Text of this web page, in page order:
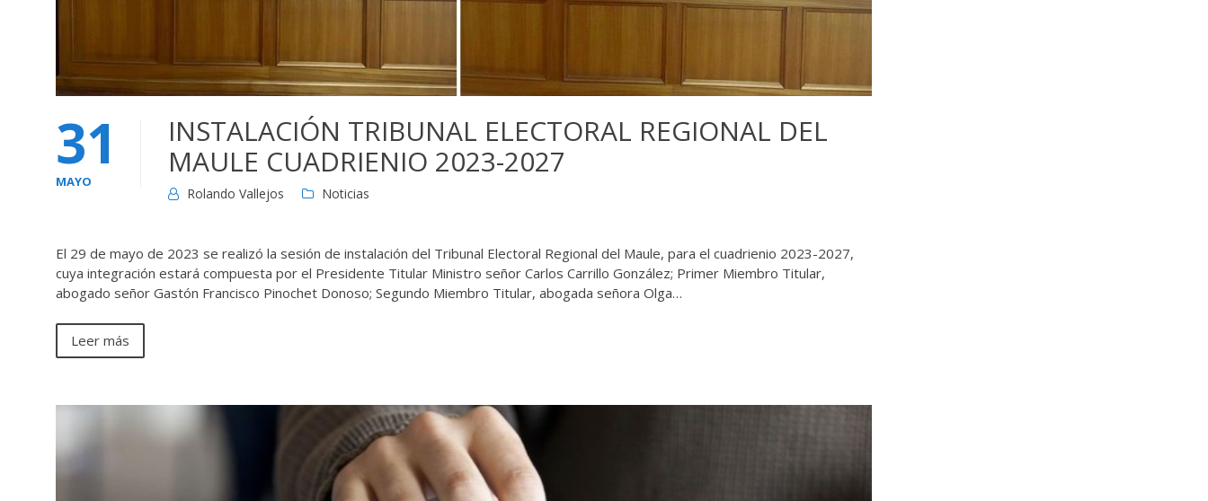
31
MAYO
INSTALACIÓN TRIBUNAL ELECTORAL REGIONAL DEL
MAULE CUADRIENIO 2023-2027
Rolando Vallejos Noticias
El 29 de mayo de 2023 se realizó la sesión de instalación del Tribunal Electoral Regional del Maule, para el cuadrienio 2023-2027,
cuya integración estará compuesta por el Presidente Titular Ministro señor Carlos Carrillo González; Primer Miembro Titular,
abogado señor Gastón Francisco Pinochet Donoso; Segundo Miembro Titular, abogada señora Olga…
Leer más